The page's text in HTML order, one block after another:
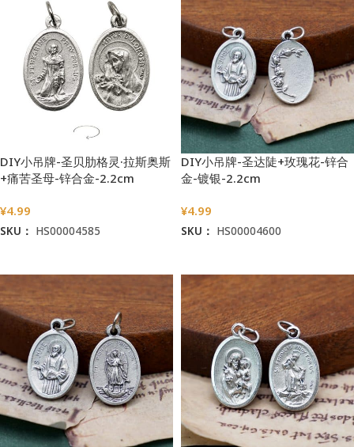
DIY小吊牌-圣贝肋格灵·拉斯奥斯
+痛苦圣母-锌合金-2.2cm
¥4.99
SKU： HS00004585
DIY小吊牌-圣达陡+玫瑰花-锌合
金-镀银-2.2cm
¥4.99
SKU： HS00004600